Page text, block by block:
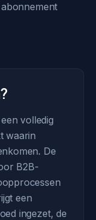
volledig
waarin
De
B2B-
een
ingezet, de